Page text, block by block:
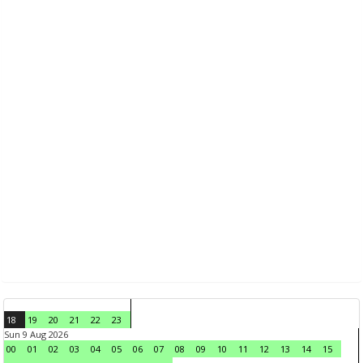
18 19 20 21 22
23
Sun 9 Aug 2026
00
01 02 03 04 05 06 07 08 09 10 11 12 13 14
15